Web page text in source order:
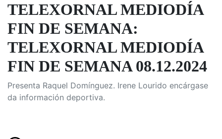
TELEXORNAL MEDIODÍA
FIN DE SEMANA:
TELEXORNAL MEDIODÍA
FIN DE SEMANA 08.12.2024
Presenta Raquel Domínguez. Irene Lourido encárgase
da información deportiva.